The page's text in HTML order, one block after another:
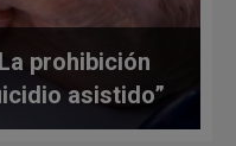
prohibición
asistido”